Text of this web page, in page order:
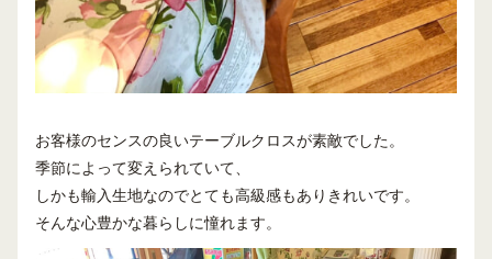
お客様のセンスの良いテーブルクロスが素敵でした。
季節によって変えられていて、
しかも輸入生地なのでとても高級感もありきれいです。
そんな心豊かな暮らしに憧れます。